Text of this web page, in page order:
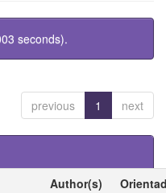
seconds).
previous 1 next
Author(s)